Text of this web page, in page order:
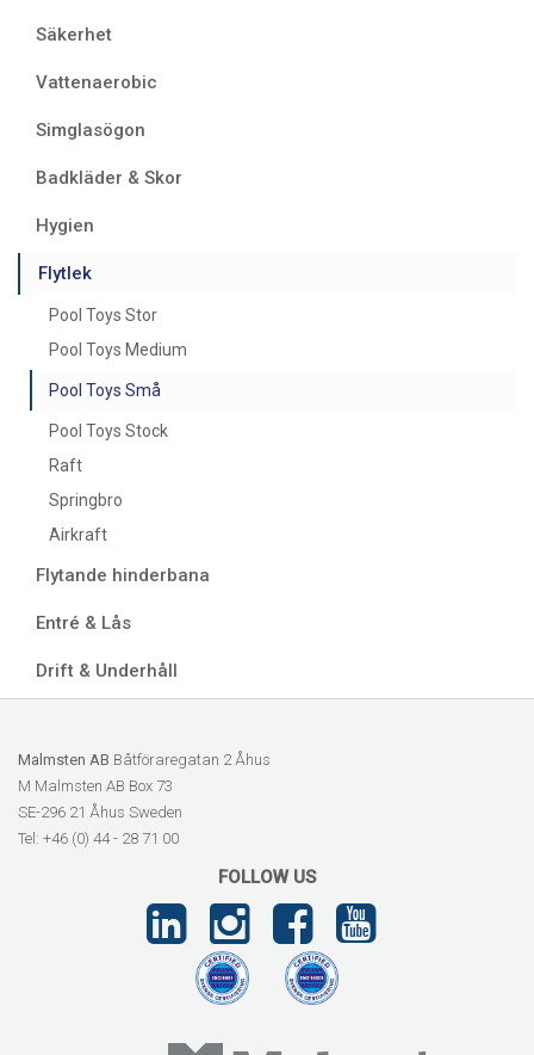
Säkerhet
Vattenaerobic
Simglasögon
Badkläder & Skor
Hygien
Flytlek
Pool Toys Stor
Pool Toys Medium
Pool Toys Små
Pool Toys Stock
Raft
Springbro
Airkraft
Flytande hinderbana
Entré & Lås
Drift & Underhåll
Malmsten AB Båtföraregatan 2 Åhus
M Malmsten AB Box 73
SE-296 21 Åhus Sweden
Tel: +46 (0) 44 - 28 71 00
FOLLOW US